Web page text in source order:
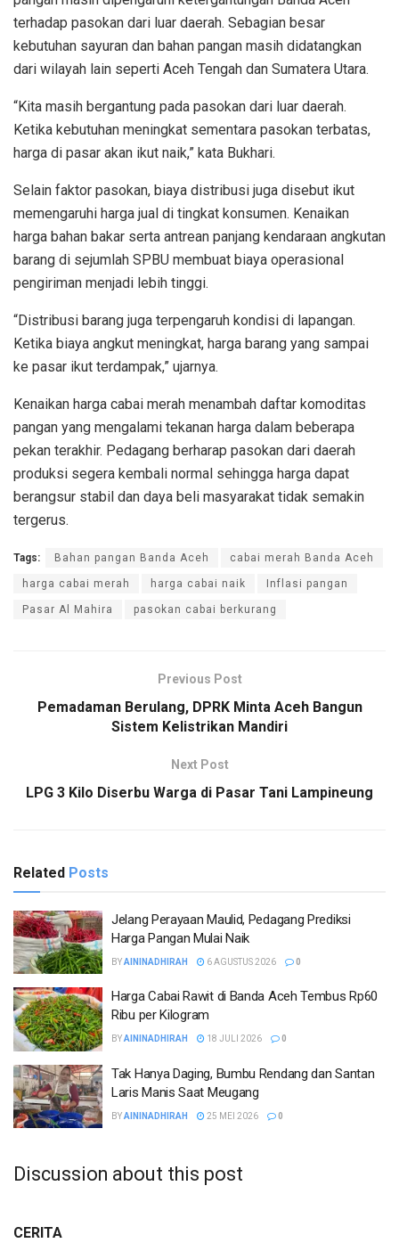
terhadap pasokan dari luar daerah. Sebagian besar
kebutuhan sayuran dan bahan pangan masih didatangkan
dari wilayah lain seperti Aceh Tengah dan Sumatera Utara.
“Kita masih bergantung pada pasokan dari luar daerah.
Ketika kebutuhan meningkat sementara pasokan terbatas,
harga di pasar akan ikut naik,” kata Bukhari.
Selain faktor pasokan, biaya distribusi juga disebut ikut
memengaruhi harga jual di tingkat konsumen. Kenaikan
harga bahan bakar serta antrean panjang kendaraan angkutan
barang di sejumlah SPBU membuat biaya operasional
pengiriman menjadi lebih tinggi.
“Distribusi barang juga terpengaruh kondisi di lapangan.
Ketika biaya angkut meningkat, harga barang yang sampai
ke pasar ikut terdampak,” ujarnya.
Kenaikan harga cabai merah menambah daftar komoditas
pangan yang mengalami tekanan harga dalam beberapa
pekan terakhir. Pedagang berharap pasokan dari daerah
produksi segera kembali normal sehingga harga dapat
berangsur stabil dan daya beli masyarakat tidak semakin
tergerus.
Tags: Bahan pangan Banda Aceh cabai merah Banda Aceh
harga cabai merah harga cabai naik Inflasi pangan
Pasar Al Mahira pasokan cabai berkurang
Previous Post
Pemadaman Berulang, DPRK Minta Aceh Bangun
Sistem Kelistrikan Mandiri
Next Post
LPG 3 Kilo Diserbu Warga di Pasar Tani Lampineung
Related Posts
Jelang Perayaan Maulid, Pedagang Prediksi
Harga Pangan Mulai Naik
BYAININADHIRAH 6 AGUSTUS 2026 0
Harga Cabai Rawit di Banda Aceh Tembus Rp60
Ribu per Kilogram
BYAININADHIRAH 18 JULI 2026 0
Tak Hanya Daging, Bumbu Rendang dan Santan
Laris Manis Saat Meugang
BYAININADHIRAH 25 MEI 2026 0
Discussion about this post
CERITA